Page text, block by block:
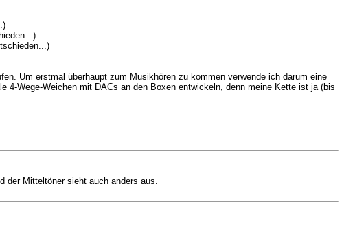
Um erstmal überhaupt zum Musikhören zu kommen verwende ich darum eine
4-Wege-Weichen mit DACs an den Boxen entwickeln, denn meine Kette ist ja (bis
der Mitteltöner sieht auch anders aus.